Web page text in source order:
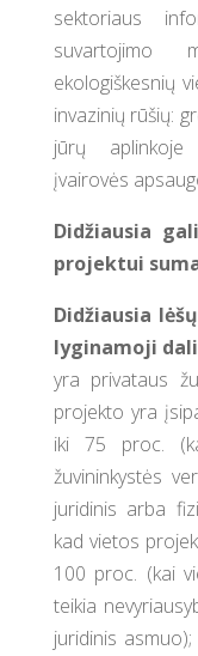
sektoriaus
suvartojimo
ekologiškesnių
invazinių rūšių:
jūrų aplinkoje
įvairovės
Didžiausia
projektui
Didžiausia
lyginamoji
yra privataus
projekto yra
iki 75 proc.
žuvininkystės
juridinis arba
kad vietos
100 proc. (kai
teikia
juridinis